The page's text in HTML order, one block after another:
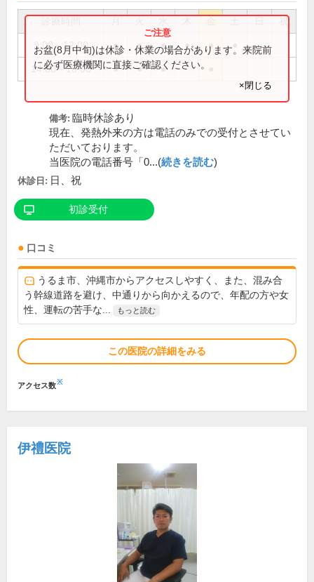
祝
9:00～12:00 ● ● ● ● ●
14:00～18:00 ● ● ●
お盆(8月中旬)は休診・休業の場合があります。来院前
に必ず医療機関に直接ご確認ください。
×閉じる
備考: 臨時休診あり
現在、発熱外来の方は電話のみでの受付とさせてい
ただいております。
当医院の電話番号「0...(続きを読む)
休診日: 日、祝
初診受付
口コミ
うるま市、沖縄市からアクセスしやすく、また、混み合
う幹線道路を避け、中通りから向かえるので、年配の方や女
性、運転の苦手な...
もっと読む
この医院の詳細をみる
アクセス数※
伊禮医院